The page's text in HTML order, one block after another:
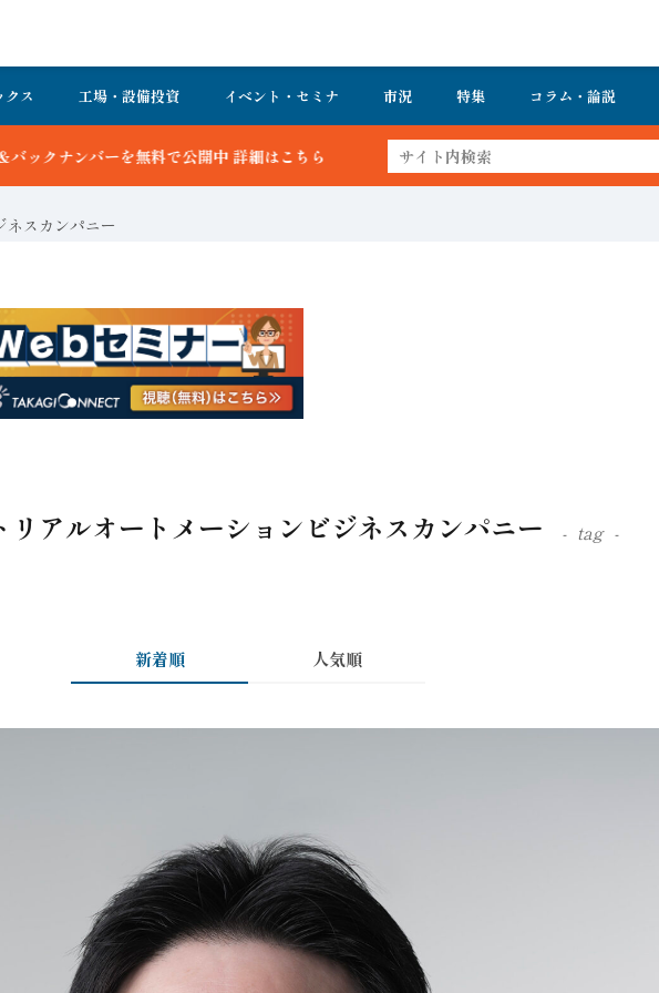
ス 工場・設備投資 イベント・セミナ 市況 特集 コラム・論説
詳細はこちら
スカンパニー
リアルオートメーションビジネスカンパニー tag
新着順 人気順